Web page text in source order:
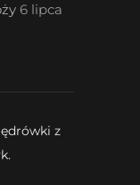
6 lipca
z